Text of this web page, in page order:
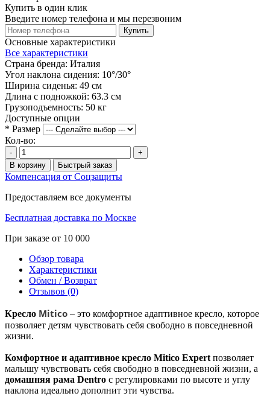
Купить в один клик
Введите номер телефона и мы перезвоним
Купить
Основные характеристики
Все характеристики
Страна бренда: Италия
Угол наклона сидения: 10°/30°
Ширина сиденья: 49 см
Длина с подножкой: 63.3 см
Грузоподъемность: 50 кг
Доступные опции
* Размер
Кол-во:
-
+
В корзину
Быстрый заказ
Компенсация от Соцзащиты
Предоставляем все документы
Бесплатная доставка по Москве
При заказе от 10 000
Обзор товара
Характеристики
Обмен / Возврат
Отзывов (0)
Кресло Mitico – это комфортное адаптивное кресло, которое
позволяет детям чувствовать себя свободно в повседневной
жизни.
Комфортное и адаптивное кресло Mitico Expert позволяет
малышу чувствовать себя свободно в повседневной жизни, а
домашняя рама Dentro с регулировками по высоте и углу
наклона идеально дополнит эти чувства.